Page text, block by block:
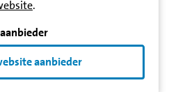
.
aanbieder